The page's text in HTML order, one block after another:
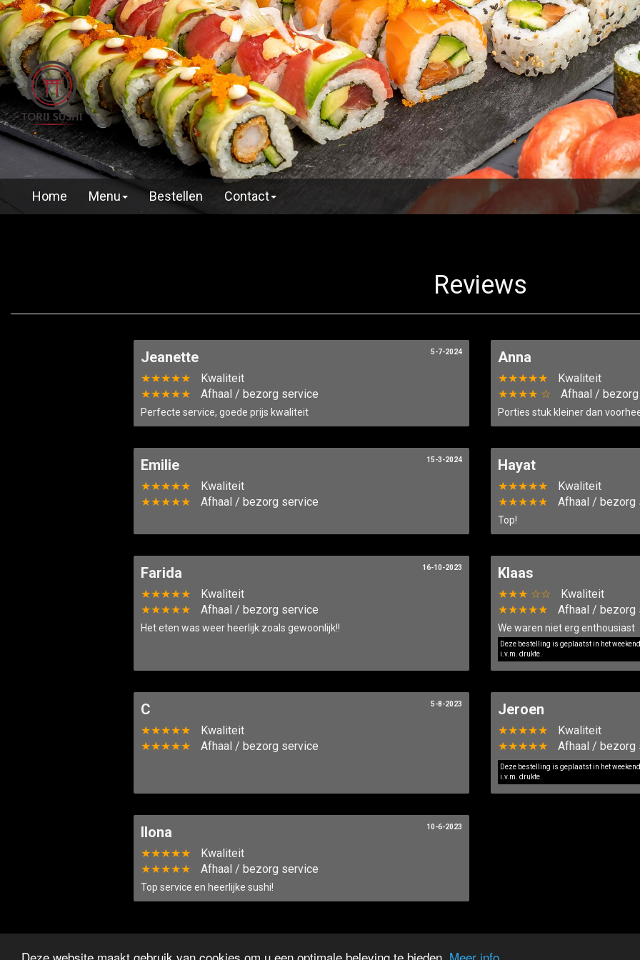
Deze website maakt gebruik van cookies om u een optimale beleving te bieden. Meer info
Home Menu Bestellen Contact
Reviews
Jeanette
★★★★★
Kwaliteit
★★★★★
Afhaal / bezorg service
Perfecte service, goede prijs kwaliteit
5-7-2024 Anna
★★★★★
Kwaliteit
★★★★ ☆
Afhaal /
Porties stuk kleiner dan
Emilie
★★★★★
Kwaliteit
★★★★★
Afhaal / bezorg service
15-3-2024 Hayat
★★★★★
Kwaliteit
★★★★★
Afhaal / bezorg
Top!
Farida
★★★★★
Kwaliteit
★★★★★
Afhaal / bezorg service
Het eten was weer heerlijk zoals gewoonlijk!!
16-10-2023 Klaas
★★★ ☆☆
Kwaliteit
★★★★★
Afhaal / bezorg
We waren niet erg enthousiast
Deze bestelling is geplaatst in het
i.v.m. drukte.
C
★★★★★
Kwaliteit
★★★★★
Afhaal / bezorg service
5-8-2023 Jeroen
★★★★★
Kwaliteit
★★★★★
Afhaal / bezorg
Deze bestelling is geplaatst in het
i.v.m. drukte.
Ilona
★★★★★
Kwaliteit
★★★★★
Afhaal / bezorg service
Top service en heerlijke sushi!
10-6-2023